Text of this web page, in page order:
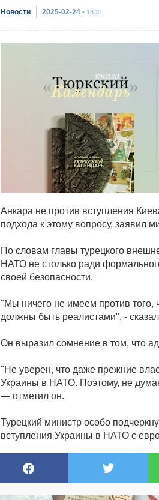
Новости 2025-02-24 • 18:31
Анкара не против вступления
подхода к этому вопросу, заявил
По словам главы турецкого
НАТО не столько ради
своей безопасности.
"Мы ничего не имеем против того,
должны быть реалистами", -
Он выразил сомнение в том, что
"Не уверен, что даже прежние
Украины в НАТО. Поэтому, не
— отметил он.
Турецкий министр особо
вступления Украины в НАТО с